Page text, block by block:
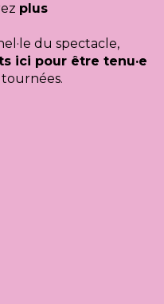
plus
du spectacle,
ici pour être tenu·e